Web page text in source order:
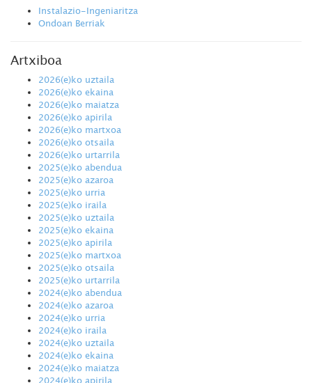
Instalazio-Ingeniaritza
Ondoan Berriak
Artxiboa
2026(e)ko uztaila
2026(e)ko ekaina
2026(e)ko maiatza
2026(e)ko apirila
2026(e)ko martxoa
2026(e)ko otsaila
2026(e)ko urtarrila
2025(e)ko abendua
2025(e)ko azaroa
2025(e)ko urria
2025(e)ko iraila
2025(e)ko uztaila
2025(e)ko ekaina
2025(e)ko apirila
2025(e)ko martxoa
2025(e)ko otsaila
2025(e)ko urtarrila
2024(e)ko abendua
2024(e)ko azaroa
2024(e)ko urria
2024(e)ko iraila
2024(e)ko uztaila
2024(e)ko ekaina
2024(e)ko maiatza
2024(e)ko apirila